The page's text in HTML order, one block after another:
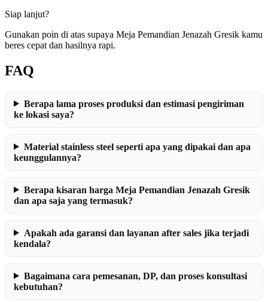
Siap lanjut?
Gunakan poin di atas supaya Meja Pemandian Jenazah Gresik kamu
beres cepat dan hasilnya rapi.
FAQ
Berapa lama proses produksi dan estimasi pengiriman
ke lokasi saya?
Material stainless steel seperti apa yang dipakai dan apa
keunggulannya?
Berapa kisaran harga Meja Pemandian Jenazah Gresik
dan apa saja yang termasuk?
Apakah ada garansi dan layanan after sales jika terjadi
kendala?
Bagaimana cara pemesanan, DP, dan proses konsultasi
kebutuhan?